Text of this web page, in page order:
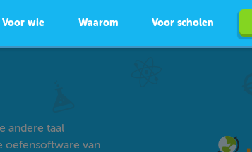
Voor wie Waarom Voor scholen
andere taal
oefensoftware van